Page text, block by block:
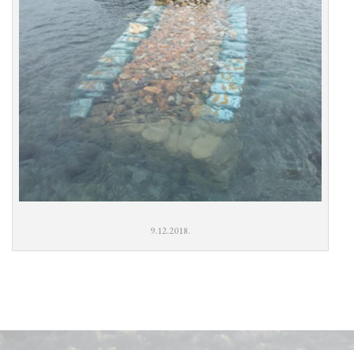
9.12.2018.